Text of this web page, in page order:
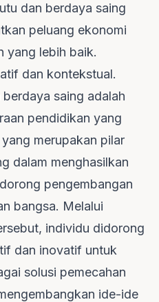
dan berdaya saing
peluang ekonomi
yang lebih baik.
dan kontekstual.
saing adalah
pendidikan yang
merupakan pilar
dalam menghasilkan
pengembangan
bangsa. Melalui
individu didorong
dan inovatif untuk
solusi pemecahan
ide-ide